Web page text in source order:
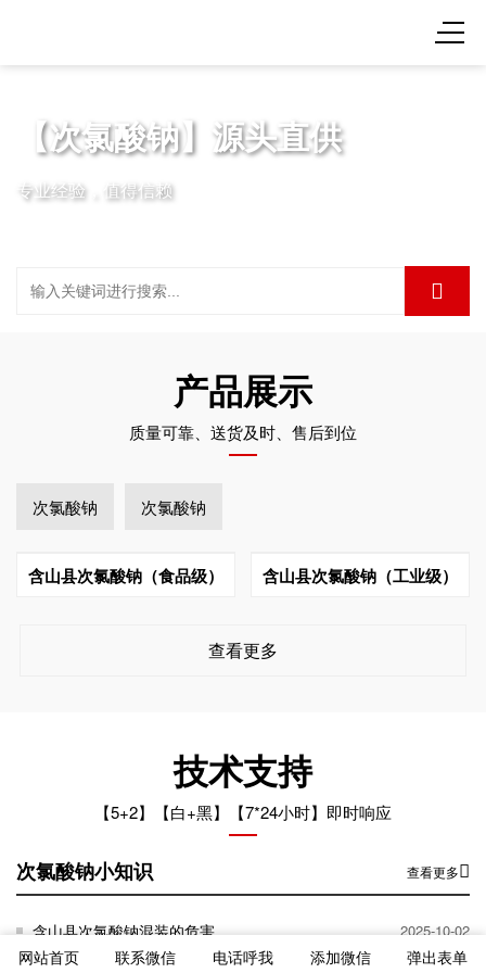
【次氯酸钠】源头直供
专业经验，值得信赖
产品展示
质量可靠、送货及时、售后到位
次氯酸钠 次氯酸钠
含山县次氯酸钠（食品级） 含山县次氯酸钠（工业级）
查看更多
技术支持
【5+2】【白+黑】【7*24小时】即时响应
次氯酸钠小知识 查看更多
含山县次氯酸钠混装的危害 2025-10-02
网站首页 联系微信 电话呼我 添加微信 弹出表单